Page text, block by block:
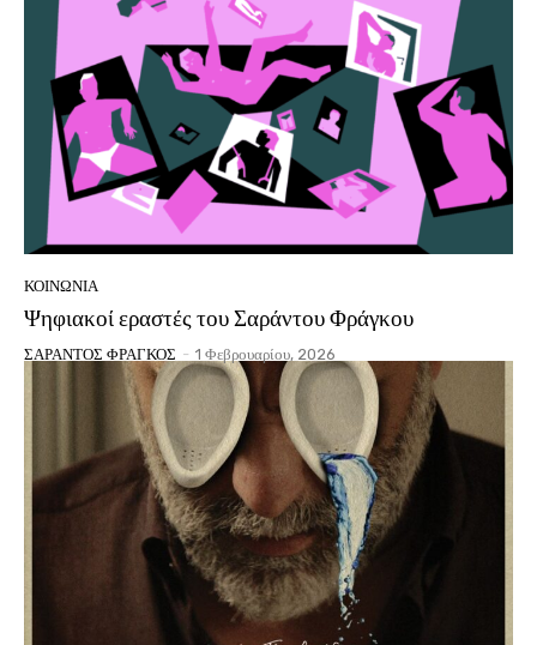
ΚΟΙΝΩΝΙΑ
Ψηφιακοί εραστές του Σαράντου Φράγκου
ΣΑΡΑΝΤΟΣ ΦΡΑΓΚΟΣ - 1 Φεβρουαρίου, 2026